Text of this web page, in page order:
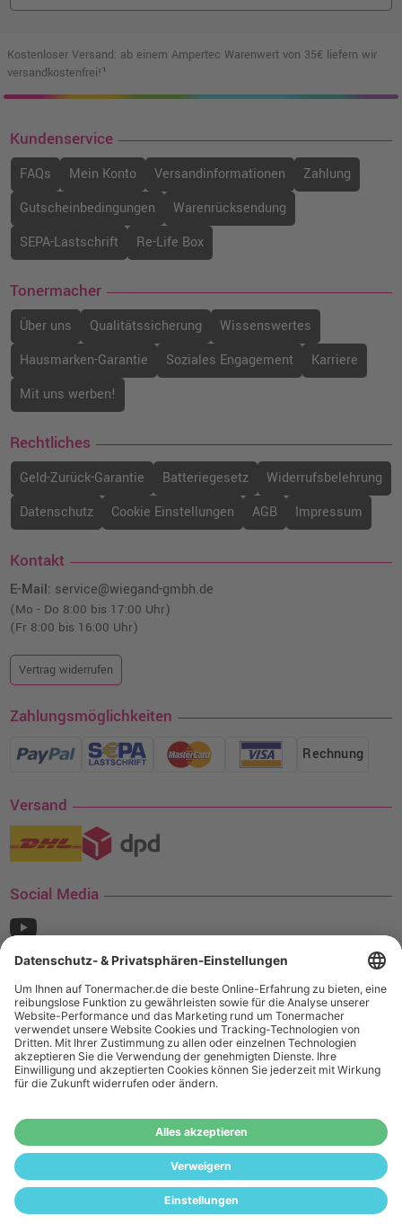
Kostenloser Versand: ab einem Ampertec Warenwert von 35€ liefern wir
versandkostenfrei!¹
Kundenservice
FAQs Mein Konto Versandinformationen
Zahlung
Gutscheinbedingungen
Warenrücksendung
SEPA-Lastschrift
Re-Life Box
Tonermacher
Über uns Qualitätssicherung
Wissenswertes
Hausmarken-Garantie
Soziales Engagement
Karriere
Mit uns werben!
Rechtliches
Geld-Zurück-Garantie Batteriegesetz
Widerrufsbelehrung
Datenschutz
Cookie Einstellungen AGB Impressum
Kontakt
E-Mail: service@wiegand-gmbh.de
(Mo - Do 8:00 bis 17:00 Uhr)
(Fr 8:00 bis 16:00 Uhr)
Vertrag widerrufen
Zahlungsmöglichkeiten
Rechnung
Versand
Social Media
¹ Nur gültig für den Versand innerhalb Deutschlands. Befindet sich ein Warenwert
von mindestens 35€ (inkl. Mwst.) an Ampertec Artikeln in Ihrem Warenkorb, ist der
Versand für Sie kostenfrei.
Das Angebot von tonermacher.de richtet sich
nicht an Wiederverkäufer. Wenn Sie Wiederverkäufer sind,
registrieren Sie sich bitte in unserem Händler-Portal